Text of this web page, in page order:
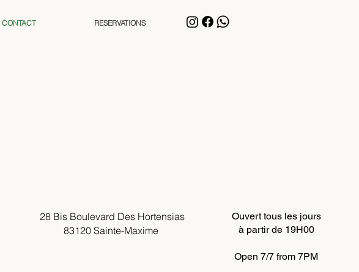
CONTACT RESERVATIONS
28 Bis Boulevard Des Hortensias
83120 Sainte-Maxime
Ouvert tous les jours
à partir de 19H00
Open 7/7 from 7PM